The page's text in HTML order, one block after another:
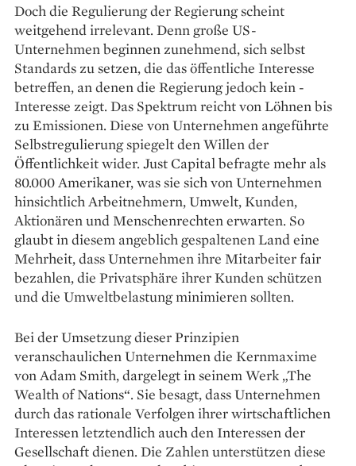
Doch die Regulierung der Regierung scheint
weitgehend irrelevant. Denn große US-
Unternehmen beginnen zunehmend, sich selbst
Standards zu setzen, die das öffentliche Interesse
betreffen, an denen die Regierung jedoch kein ­
Interesse zeigt. Das Spektrum reicht von ­Löhnen bis
zu Emissionen. Diese von Unternehmen angeführte
Selbstregulierung spiegelt den Willen der
Öffentlichkeit wider. Just Capital befragte mehr als
80.000 Amerikaner, was sie sich von Unternehmen
hinsichtlich Arbeitnehmern, Umwelt, Kunden,
Aktionären und Menschenrechten erwarten. So
glaubt in diesem angeblich gespaltenen Land eine
Mehrheit, dass Unternehmen ihre Mitarbeiter fair
bezahlen, die Privatsphäre ihrer Kunden schützen
und die Umweltbelastung ­minimieren sollten.
Bei der Umsetzung dieser Prinzipien
veranschaulichen Unternehmen die Kernmaxime
von Adam Smith, dargelegt in seinem Werk „The
Wealth of Nations“. Sie besagt, dass Unternehmen
durch das rationale Verfolgen ihrer wirtschaftlichen
Interessen letztendlich auch den Interessen der
Gesellschaft dienen. Die ­Zahlen unterstützen diese